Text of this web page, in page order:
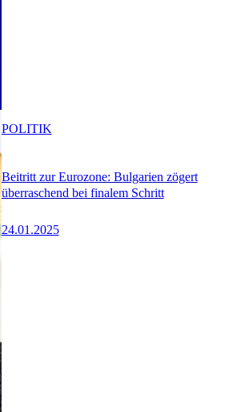
Beitritt zur Eurozone: Bulgarien zögert
überraschend bei finalem Schritt
24.01.2025
POLITIK